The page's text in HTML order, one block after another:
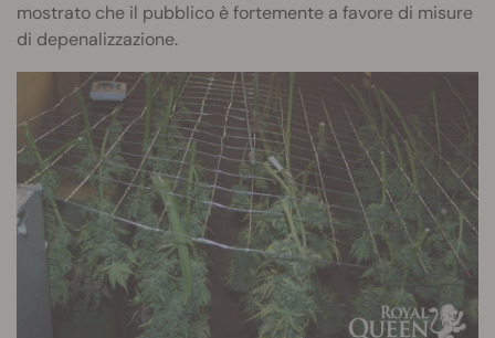
mostrato che il pubblico è fortemente a favore di misure
di depenalizzazione.